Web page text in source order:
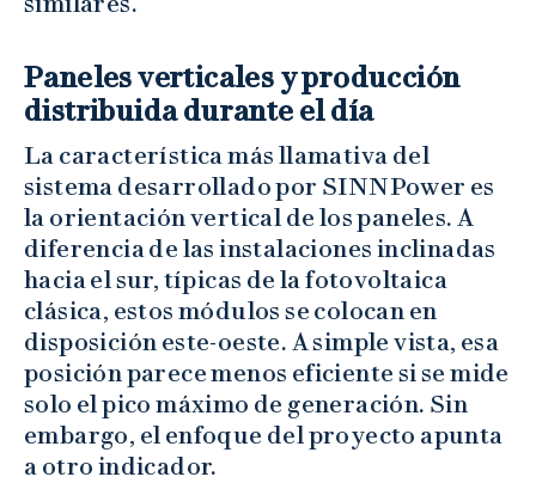
Paneles verticales y producción
distribuida durante el día
La característica más llamativa del
sistema desarrollado por SINNPower es
la orientación vertical de los paneles. A
diferencia de las instalaciones inclinadas
hacia el sur, típicas de la fotovoltaica
clásica, estos módulos se colocan en
disposición este-oeste. A simple vista, esa
posición parece menos eficiente si se mide
solo el pico máximo de generación. Sin
embargo, el enfoque del proyecto apunta
a otro indicador.